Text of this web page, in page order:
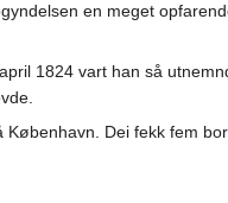
en meget
1824 vart han så
Dei fekk fem